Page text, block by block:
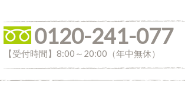
0120-241-077
【受付時間】8:00～20:00（年中無休）